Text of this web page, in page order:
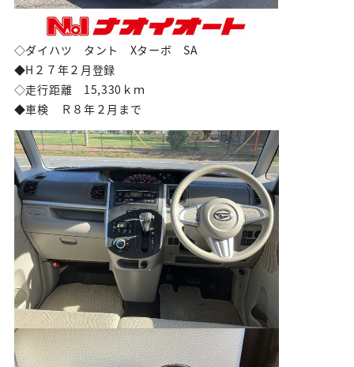
◇ダイハツ タント Xターボ SA
◆H２７年２月登録
◇走行距離 15,330ｋｍ
◆車検 Ｒ８年２月まで